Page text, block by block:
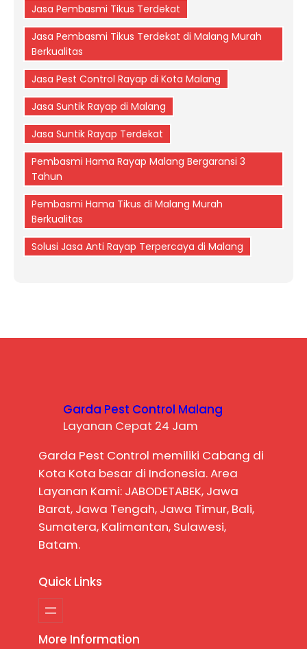
Jasa Pembasmi Tikus Terdekat
Jasa Pembasmi Tikus Terdekat di Malang Murah
Berkualitas
Jasa Pest Control Rayap di Kota Malang
Jasa Suntik Rayap di Malang
Jasa Suntik Rayap Terdekat
Pembasmi Hama Rayap Malang Bergaransi 3
Tahun
Pembasmi Hama Tikus di Malang Murah
Berkualitas
Solusi Jasa Anti Rayap Terpercaya di Malang
Garda Pest Control Malang
Layanan Cepat 24 Jam
Garda Pest Control memiliki Cabang di
Kota Kota besar di Indonesia. Area
Layanan Kami: JABODETABEK, Jawa
Barat, Jawa Tengah, Jawa Timur, Bali,
Sumatera, Kalimantan, Sulawesi,
Batam.
Quick Links
More Information